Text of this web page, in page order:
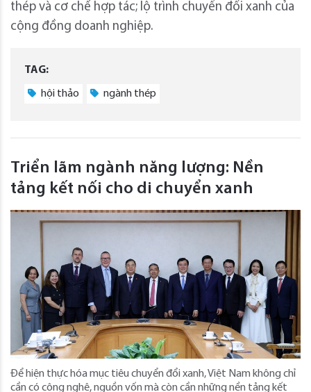
thép và cơ chế hợp tác; lộ trình chuyển đổi xanh của
cộng đồng doanh nghiệp.
TAG:
hội thảo ngành thép
Triển lãm ngành năng lượng: Nền
tảng kết nối cho di chuyển xanh
Để hiện thực hóa mục tiêu chuyển đổi xanh, Việt Nam không chỉ
cần có công nghệ, nguồn vốn mà còn cần những nền tảng kết